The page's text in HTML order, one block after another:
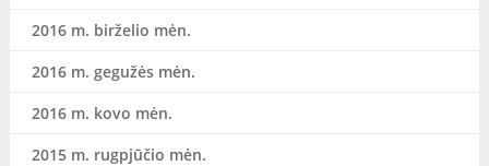
2016 m. birželio mėn.
2016 m. gegužės mėn.
2016 m. kovo mėn.
2015 m. rugpjūčio mėn.